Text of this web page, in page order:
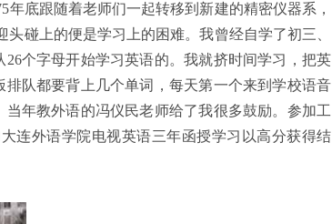
年底跟随着老师们一起转移到新建的精密仪器系，
头碰上的便是学习上的困难。我曾经自学了初三、
26个字母开始学习英语的。我就挤时间学习，把英
队都要背上几个单词，每天第一个来到学校语音
年教外语的冯仪民老师给了我很多鼓励。参加工
连外语学院电视英语三年函授学习以高分获得结